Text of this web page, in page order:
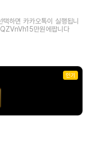
하면 카카오톡이 실행됩니
만원에팝니다
인기